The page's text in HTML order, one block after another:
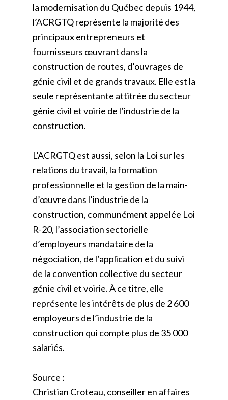
la modernisation du Québec depuis 1944,
l’ACRGTQ représente la majorité des
principaux entrepreneurs et
fournisseurs œuvrant dans la
construction de routes, d’ouvrages de
génie civil et de grands travaux. Elle est la
seule représentante attitrée du secteur
génie civil et voirie de l’industrie de la
construction.
L’ACRGTQ est aussi, selon la Loi sur les
relations du travail, la formation
professionnelle et la gestion de la main-
d’œuvre dans l’industrie de la
construction, communément appelée Loi
R-20, l’association sectorielle
d’employeurs mandataire de la
négociation, de l’application et du suivi
de la convention collective du secteur
génie civil et voirie. À ce titre, elle
représente les intérêts de plus de 2 600
employeurs de l’industrie de la
construction qui compte plus de 35 000
salariés.
Source :
Christian Croteau, conseiller en affaires